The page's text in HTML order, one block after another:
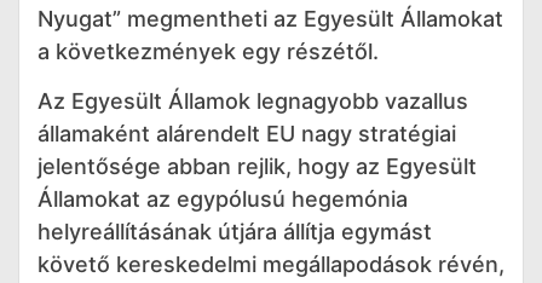
Nyugat” megmentheti az Egyesült Államokat
a következmények egy részétől.
Az Egyesült Államok legnagyobb vazallus
államaként alárendelt EU nagy stratégiai
jelentősége abban rejlik, hogy az Egyesült
Államokat az egypólusú hegemónia
helyreállításának útjára állítja egymást
követő kereskedelmi megállapodások révén,